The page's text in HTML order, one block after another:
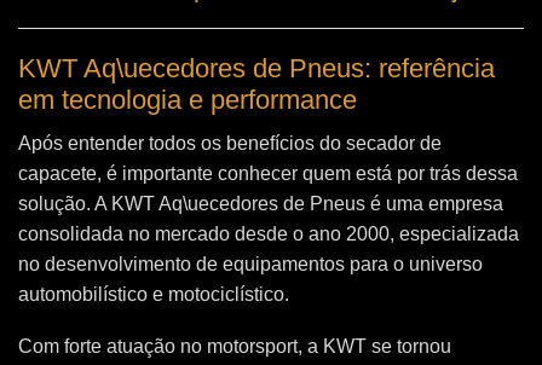
KWT Aq\uecedores de Pneus: referência
em tecnologia e performance
Após entender todos os benefícios do secador de
capacete, é importante conhecer quem está por trás dessa
solução. A KWT Aq\uecedores de Pneus é uma empresa
consolidada no mercado desde o ano 2000, especializada
no desenvolvimento de equipamentos para o universo
automobilístico e motociclístico.
Com forte atuação no motorsport, a KWT se tornou